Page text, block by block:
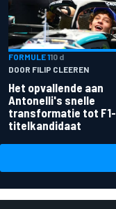
FORMULE 110 d
DOOR FILIP CLEEREN
Het opvallende aan
Antonelli's snelle
transformatie tot F1-
titelkandidaat